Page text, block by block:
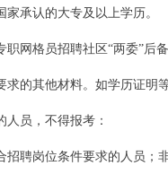
承认的大专及以上学历。
网格员招聘社区“两委”后
的其他材料。如学历证明
员，不得报考：
聘岗位条件要求的人员；